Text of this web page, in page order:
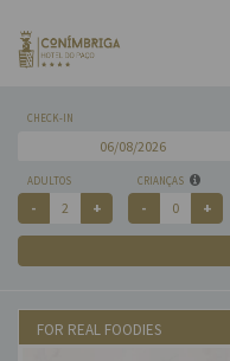
CHECK-IN
ADULTOS CRIANÇAS
FOR REAL FOODIES